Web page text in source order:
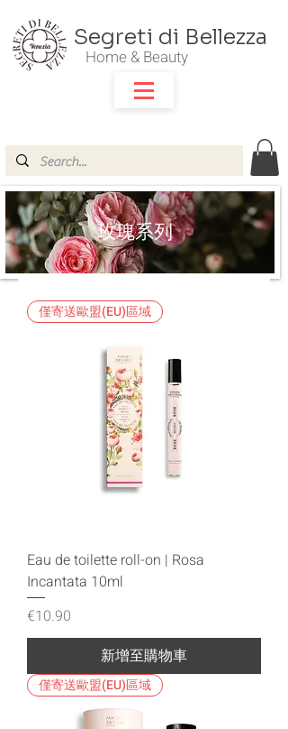
Segreti di Bellezza
Home & Beauty
玫瑰系列
僅寄送歐盟(EU)區域
Eau de toilette roll-on | Rosa
Incantata 10ml
價格
€10.90
新增至購物車
僅寄送歐盟(EU)區域